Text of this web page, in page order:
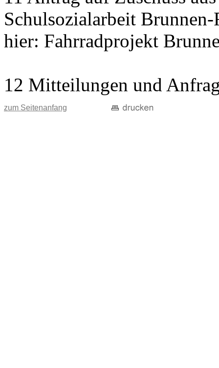
Schulsozialarbeit Brunnen-
hier: Fahrradprojekt
12 Mitteilungen und
zum Seitenanfang